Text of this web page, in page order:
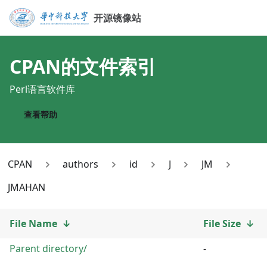
开源镜像站
CPAN的文件索引
Perl语言软件库
查看帮助
CPAN authors id J
JM
JMAHAN
File Name ↓ File Size ↓
Parent directory/
-